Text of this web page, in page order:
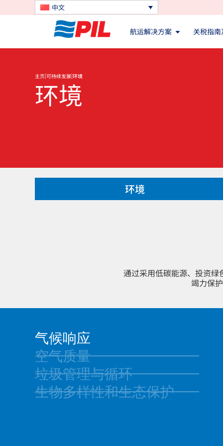
中文
航运解决方案 关税指
主页|可持续发展|环境
环境
环境
通过采用低碳能源、投资绿
竭力保
气候响应
空气质量
垃圾管理与循环
生物多样性和生态保护